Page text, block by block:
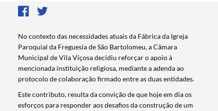
No contexto das necessidades atuais da Fábrica da Igreja
Paroquial da Freguesia de São Bartolomeu, a Câmara
Municipal de Vila Viçosa decidiu reforçar o apoio à
mencionada instituição religiosa, mediante a adenda ao
protocolo de colaboração firmado entre as duas entidades.
Este contributo, resulta da convição de que hoje em dia os
esforços para responder aos desafios da construção de um